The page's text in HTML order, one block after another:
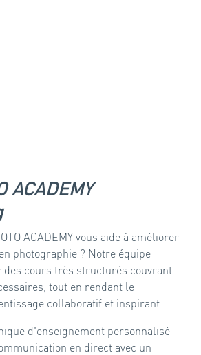
ACADEMY
ACADEMY vous aide à améliorer
photographie ? Notre équipe
des cours très structurés couvrant
tout en rendant le
collaboratif et inspirant.
d'enseignement personnalisé
en direct avec un